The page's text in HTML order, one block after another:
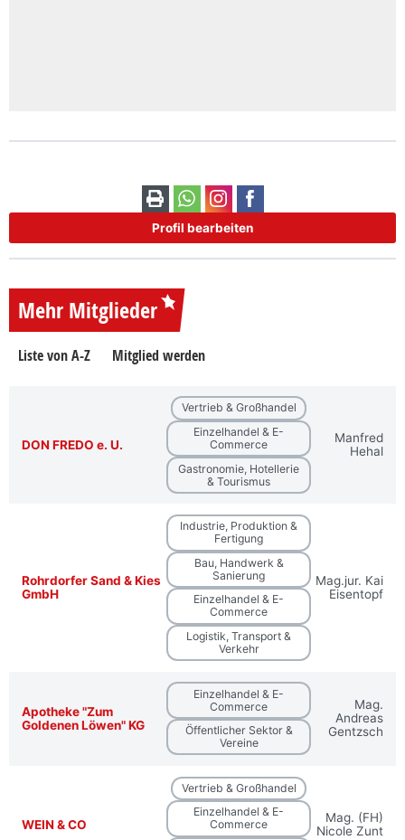
Profil bearbeiten
Mehr Mitglieder
Liste von A-Z Mitglied werden
DON FREDO e. U.
Vertrieb & Großhandel
Einzelhandel & E-
Commerce
Gastronomie, Hotellerie
& Tourismus
Manfred
Hehal
Rohrdorfer Sand & Kies
GmbH
Industrie, Produktion &
Fertigung
Bau, Handwerk &
Sanierung
Einzelhandel & E-
Commerce
Logistik, Transport &
Verkehr
Mag.jur. Kai
Eisentopf
Apotheke "Zum
Goldenen Löwen" KG
Einzelhandel & E-
Commerce
Öffentlicher Sektor &
Vereine
Mag.
Andreas
Gentzsch
WEIN & CO
Vertrieb & Großhandel
Einzelhandel & E-
Commerce
Mag. (FH)
Nicole Zunt